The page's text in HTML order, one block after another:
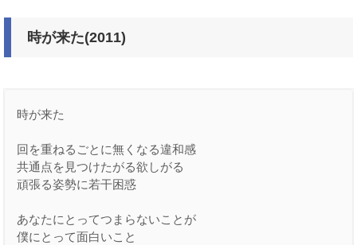
時が来た(2011)
時が来た
回を重ねるごとに無くなる違和感
共通点を見つけたがる欲しがる
頑張る姿勢に若干困惑
あなたにとってつまらないことが
僕にとって面白いこと